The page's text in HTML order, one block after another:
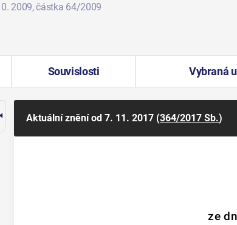
2009, částka 64/2009
Souvislosti Vybraná
Aktuální zněníod 7. 11. 2017 (364/2017 Sb.)
ze